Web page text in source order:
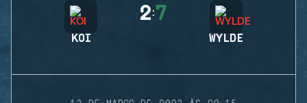
KOI
2:7
WYLDE